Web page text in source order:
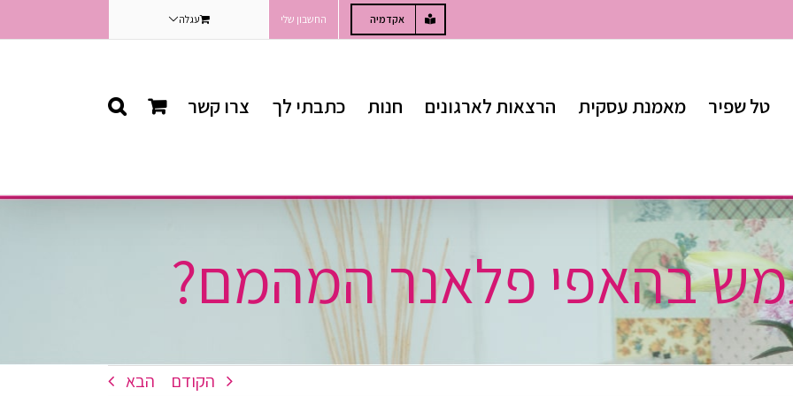
אקדמיה החשבון שלי עגלה
טל שפיר מאמנת עסקית הרצאות לארגונים חנות כתבתי לך צרו קשר
בהאפי פלאנר המהמם?
הקודם הבא